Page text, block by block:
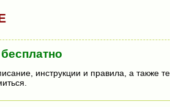
инструкции и правила, а также